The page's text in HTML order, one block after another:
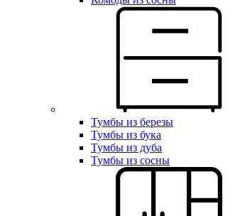
Тумбы из березы
Тумбы из бука
Тумбы из дуба
Тумбы из сосны